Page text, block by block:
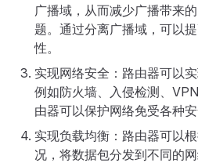
广播域，从而减少广播带来
题。通过分离广播域，可以
性。
实现网络安全：路由器可以
例如防火墙、入侵检测、
由器可以保护网络免受各种安
实现负载均衡：路由器可以
况，将数据包分发到不同的